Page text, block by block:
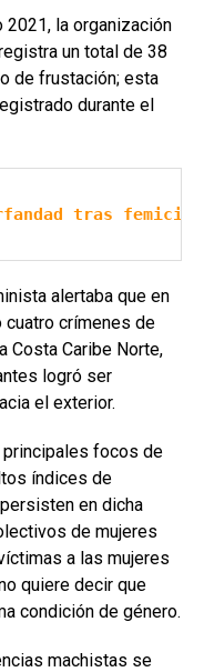
la organización
un total de 38
de frustación; esta
durante el
tras
alertaba que en
crímenes de
Costa Caribe Norte,
logró ser
el exterior.
principales focos de
índices de
en dicha
de mujeres
a las mujeres
quiere decir que
condición de género.
machistas se